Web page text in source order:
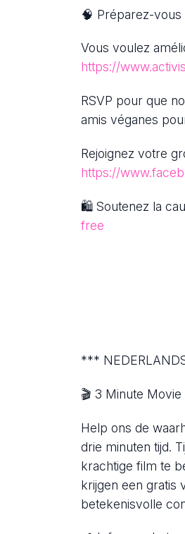
🧠 Préparez-
Vous voulez
https://
RSVP pour que
amis véganes
Rejoignez votre
https://
🛍 Soutenez la
free
***
🎬 3 Minute Movie
Help ons de
drie minuten tijd.
krachtige film te
krijgen een gratis
betekenisvolle